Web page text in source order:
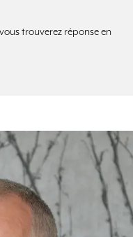
trouverez réponse en